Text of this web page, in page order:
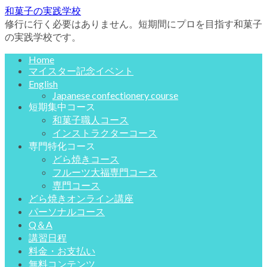
和菓子の実践学校
修行に行く必要はありません。短期間にプロを目指す和菓子
の実践学校です。
Home
マイスター記念イベント
English
Japanese confectionery course
短期集中コース
和菓子職人コース
インストラクターコース
専門特化コース
どら焼きコース
フルーツ大福専門コース
専門コース
どら焼きオンライン講座
パーソナルコース
Q＆A
講習日程
料金・お支払い
無料コンテンツ